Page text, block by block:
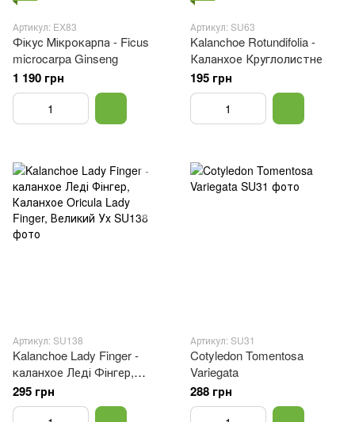
Артикул: EX83
Фікус Мікрокарпа - Ficus
microcarpa Ginseng
1 190 грн
Артикул: SU63
Kalanchoe Rotundifolia -
Каланхое Круглолистне
195 грн
Артикул: SU138
Kalanchoe Lady Finger -
каланхое Леді Фінгер,
Каланхое Oricula Lady
Finger, Великий Ух
295 грн
Артикул: SU31
Cotyledon Tomentosa
Variegata
288 грн